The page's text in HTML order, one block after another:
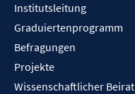
Institutsleitung
Graduiertenprogramm
Befragungen
Projekte
Wissenschaftlicher Beirat